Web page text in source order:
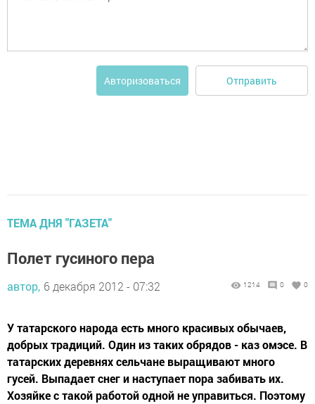
Авторизоваться Отправить
ТЕМА ДНЯ "ГАЗЕТА"
Полет гусиного пера
автор, 6 декабря 2012 - 07:32 1214 0 0
У татарского народа есть много красивых обычаев,
добрых традиций. Один из таких обрядов - каз омэсе. В
татарских деревнях сельчане выращивают много
гусей. Выпадает снег и наступает пора забивать их.
Хозяйке с такой работой одной не управиться. Поэтому